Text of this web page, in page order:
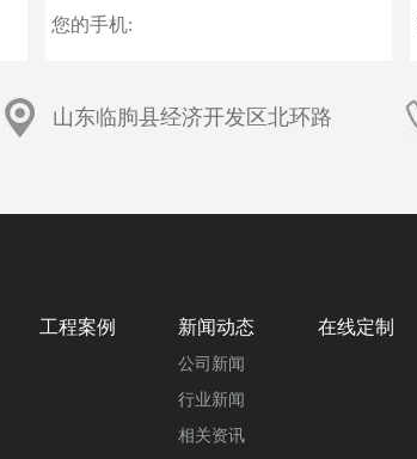
山东临朐县经济开发区北环路
工程案例 新闻动态
公司新闻
行业新闻
相关资讯
在线定制